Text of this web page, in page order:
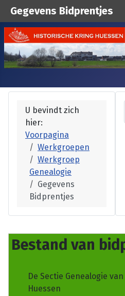
U bevindt zich
hier:
Voorpagina
Werkgroepen
Werkgroep
Genealogie
Gegevens
Bidprentjes
Bestand van
De Sectie Genealogie
Huessen
Gegevens Bidprentjes